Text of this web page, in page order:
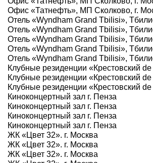
Офис «Татнефть», МП Сколково, г.
Отель «Wyndham Grand Tbilisi»,
Отель «Wyndham Grand Tbilisi»,
Отель «Wyndham Grand Tbilisi»,
Отель «Wyndham Grand Tbilisi»,
Отель «Wyndham Grand Tbilisi»,
Клубные резиденции «Крестовский
Клубные резиденции «Крестовский
Клубные резиденции «Крестовский
Киноконцертный зал г. Пенза
Киноконцертный зал г. Пенза
Киноконцертный зал г. Пенза
Киноконцертный зал г. Пенза
ЖК «Цвет 32». г. Москва
ЖК «Цвет 32». г. Москва
ЖК «Цвет 32». г. Москва